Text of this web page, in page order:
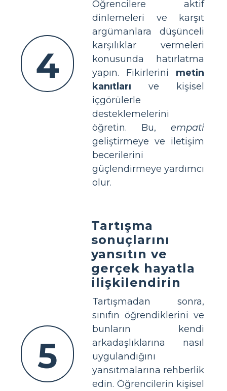
4
Öğrencilere aktif
dinlemeleri ve karşıt
argümanlara düşünceli
karşılıklar vermeleri
konusunda hatırlatma
yapın. Fikirlerini metin
kanıtları ve kişisel
içgörülerle
desteklemelerini
öğretin. Bu, empati
geliştirmeye ve iletişim
becerilerini
güçlendirmeye yardımcı
olur.
5
Tartışma
sonuçlarını
yansıtın ve
gerçek hayatla
ilişkilendirin
Tartışmadan sonra,
sınıfın öğrendiklerini ve
bunların kendi
arkadaşlıklarına nasıl
uygulandığını
yansıtmalarına rehberlik
edin. Öğrencilerin kişisel